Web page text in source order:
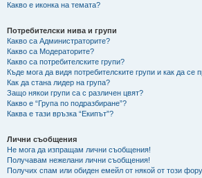
Какво е иконка на темата?
Потребителски нива и групи
Какво са Администраторите?
Какво са Модераторите?
Какво са потребителските групи?
Къде мога да видя потребителските групи и как да се
Как да стана лидер на група?
Защо някои групи са с различен цвят?
Какво е “Група по подразбиране”?
Каква е тази връзка “Екипът”?
Лични съобщения
Не мога да изпращам лични съобщения!
Получавам нежелани лични съобщения!
Получих спам или обиден емейл от някой от този